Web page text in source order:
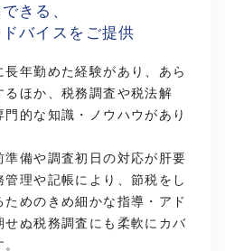
きる、
バイスをご提供
年勤めた経験があり、あら
ほか、税務調査や税法解
的な知識・ノウハウがあり
準備や調査初日の対応が肝要
理や記帳により、節税をし
めのきめ細かな指導・アド
ぬ税務調査にも柔軟にカバ